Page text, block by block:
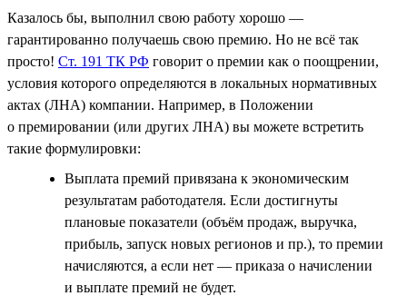
Казалось бы, выполнил свою работу хорошо —
гарантированно получаешь свою премию. Но не всё так
просто! Ст. 191 ТК РФ говорит о премии как о поощрении,
условия которого определяются в локальных нормативных
актах (ЛНА) компании. Например, в Положении
о премировании (или других ЛНА) вы можете встретить
такие формулировки:
Выплата премий привязана к экономическим
результатам работодателя. Если достигнуты
плановые показатели (объём продаж, выручка,
прибыль, запуск новых регионов и пр.), то премии
начисляются, а если нет — приказа о начислении
и выплате премий не будет.